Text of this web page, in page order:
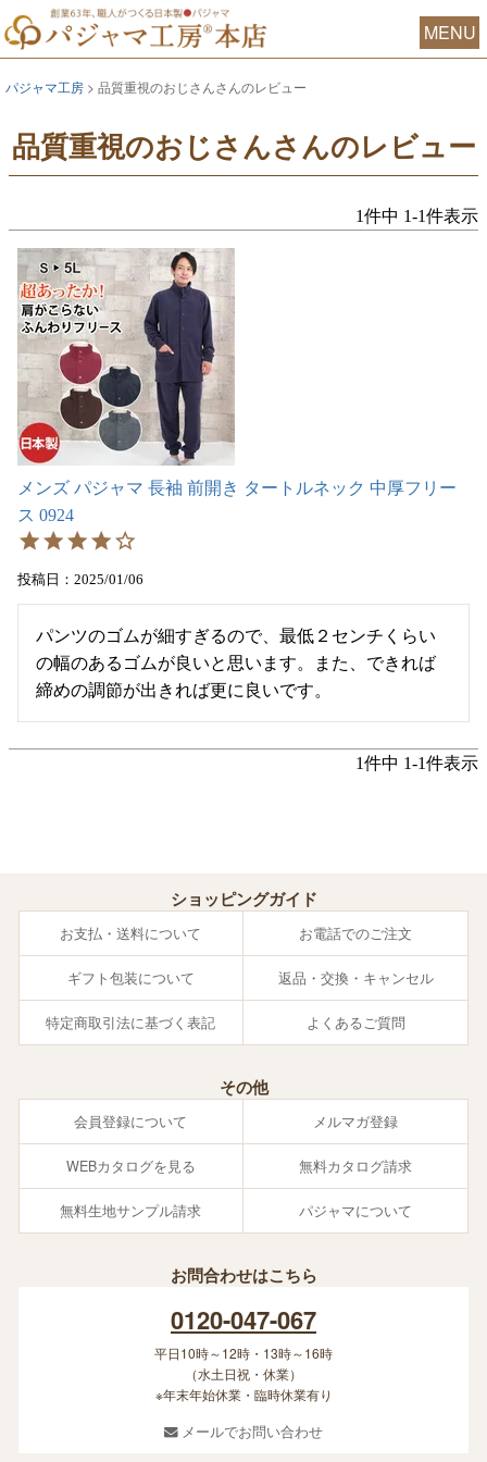
MENU
パジャマ工房 品質重視のおじさんさんのレビュー
品質重視のおじさんさんのレビュー
1件中 1-1件表示
メンズ パジャマ 長袖 前開き タートルネック 中厚フリー
ス 0924
投稿日 2025/01/06
パンツのゴムが細すぎるので、最低２センチくらい
の幅のあるゴムが良いと思います。また、できれば
締めの調節が出きれば更に良いです。
1件中 1-1件表示
ショッピングガイド
お支払・送料について お電話でのご注文
ギフト包装について 返品・交換・キャンセル
特定商取引法に基づく表記 よくあるご質問
その他
会員登録について メルマガ登録
WEBカタログを見る 無料カタログ請求
無料生地サンプル請求 パジャマについて
お問合わせはこちら
0120-047-067
平日10時～12時・13時～16時
（水土日祝・休業）
※年末年始休業・臨時休業有り
メールでお問い合わせ